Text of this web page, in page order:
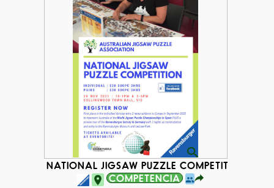
NATIONAL JIGSAW PUZZLE COMPETITION
COMPETENCIA